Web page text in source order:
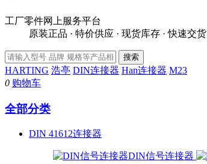
工厂零件网上服务平台
原装正品 · 特价供应 · 现货库存 · 快速交货
HARTING 浩亭 DIN连接器 Han连接器 M23
0 购物车
全部分类
DIN 41612连接器
DIN信号连接器